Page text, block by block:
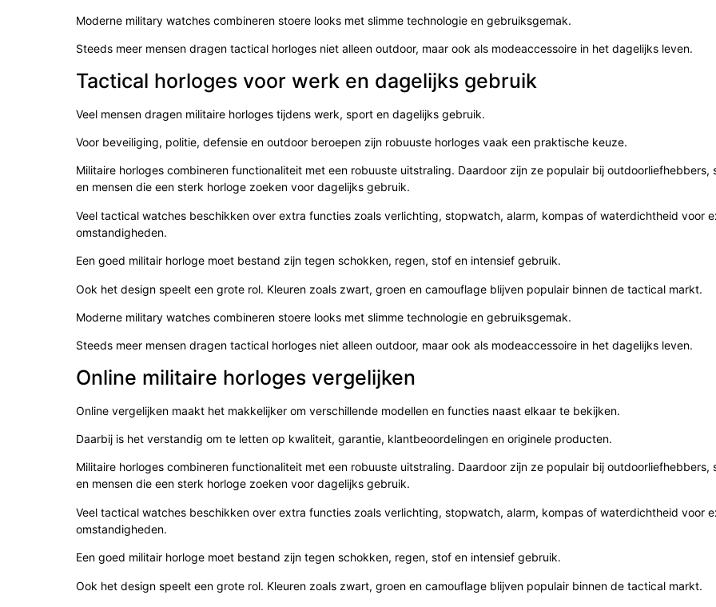
Moderne military watches combineren stoere looks met slimme technologie en gebruiksgemak.
Steeds meer mensen dragen tactical horloges niet alleen outdoor, maar ook als modeaccessoire in het dagelijks leven.
Tactical horloges voor werk en dagelijks gebruik
Veel mensen dragen militaire horloges tijdens werk, sport en dagelijks gebruik.
Voor beveiliging, politie, defensie en outdoor beroepen zijn robuuste horloges vaak een praktische keuze.
Militaire horloges combineren functionaliteit met een robuuste uitstraling. Daardoor zijn ze populair bij outdoorliefhebbers,
en mensen die een sterk horloge zoeken voor dagelijks gebruik.
Veel tactical watches beschikken over extra functies zoals verlichting, stopwatch, alarm, kompas of waterdichtheid voor
omstandigheden.
Een goed militair horloge moet bestand zijn tegen schokken, regen, stof en intensief gebruik.
Ook het design speelt een grote rol. Kleuren zoals zwart, groen en camouflage blijven populair binnen de tactical markt.
Moderne military watches combineren stoere looks met slimme technologie en gebruiksgemak.
Steeds meer mensen dragen tactical horloges niet alleen outdoor, maar ook als modeaccessoire in het dagelijks leven.
Online militaire horloges vergelijken
Online vergelijken maakt het makkelijker om verschillende modellen en functies naast elkaar te bekijken.
Daarbij is het verstandig om te letten op kwaliteit, garantie, klantbeoordelingen en originele producten.
Militaire horloges combineren functionaliteit met een robuuste uitstraling. Daardoor zijn ze populair bij outdoorliefhebbers,
en mensen die een sterk horloge zoeken voor dagelijks gebruik.
Veel tactical watches beschikken over extra functies zoals verlichting, stopwatch, alarm, kompas of waterdichtheid voor
omstandigheden.
Een goed militair horloge moet bestand zijn tegen schokken, regen, stof en intensief gebruik.
Ook het design speelt een grote rol. Kleuren zoals zwart, groen en camouflage blijven populair binnen de tactical markt.